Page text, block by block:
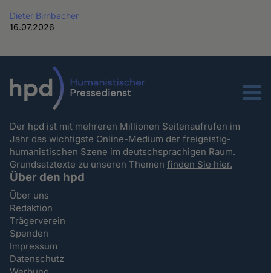
Dieter Birnbacher
16.07.2026
Menu
Der hpd ist mit mehreren Millionen Seitenaufrufen im
Jahr das wichtigste Online-Medium der freigeistig-
humanistischen Szene im deutschsprachigen Raum.
Grundsatztexte zu unseren Themenfinden Sie hier.
Über den hpd
Über uns
Redaktion
Trägerverein
Spenden
Impressum
Datenschutz